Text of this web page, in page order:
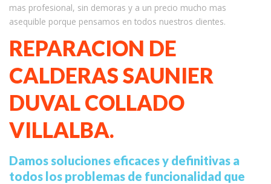
mas profesional, sin demoras y a un precio mucho mas
asequible porque pensamos en todos nuestros clientes.
REPARACION DE
CALDERAS SAUNIER
DUVAL COLLADO
VILLALBA.
Damos soluciones eficaces y definitivas a
todos los problemas de funcionalidad que